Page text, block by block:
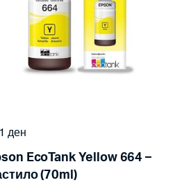
EcoTank Yellow 664 –
(70ml)
ден